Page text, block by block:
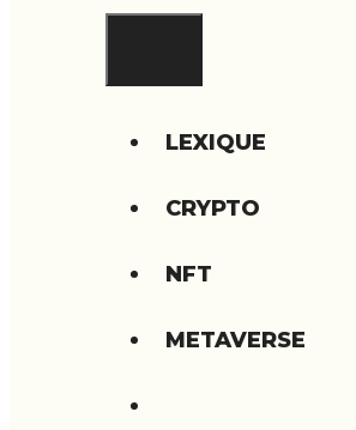
LEXIQUE
CRYPTO
NFT
METAVERSE